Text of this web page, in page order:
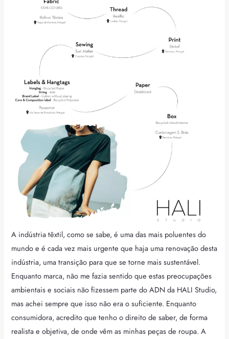
A indústria têxtil, como se sabe, é uma das mais poluentes do
mundo e é cada vez mais urgente que haja uma renovação desta
indústria, uma transição para que se torne mais sustentável.
Enquanto marca, não me fazia sentido que estas preocupações
ambientais e sociais não fizessem parte do ADN da HALI Studio,
mas achei sempre que isso não era o suficiente. Enquanto
consumidora, acredito que tenho o direito de saber, de forma
realista e objetiva, de onde vêm as minhas peças de roupa. A